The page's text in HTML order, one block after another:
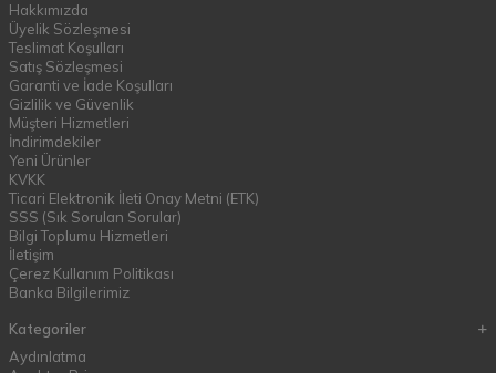
Hakkımızda
Üyelik Sözleşmesi
Teslimat Koşulları
Satış Sözleşmesi
Garanti ve İade Koşulları
Gizlilik ve Güvenlik
Müşteri Hizmetleri
İndirimdekiler
Yeni Ürünler
KVKK
Ticari Elektronik İleti Onay Metni (ETK)
SSS (Sık Sorulan Sorular)
Bilgi Toplumu Hizmetleri
İletişim
Çerez Kullanım Politikası
Banka Bilgilerimiz
Kategoriler
Aydınlatma